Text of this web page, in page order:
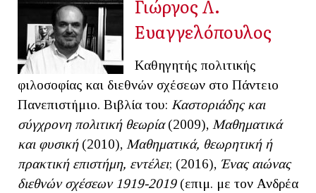
Γιώργος Λ.
Ευαγγελόπουλος
Καθηγητής πολιτικής
φιλοσοφίας και διεθνών σχέσεων στο Πάντειο
Πανεπιστήμιο. Βιβλία του: Καστοριάδης και
σύγχρονη πολιτική θεωρία(2009), Μαθηματικά
και φυσική(2010), Μαθηματικά, θεωρητική ή
πρακτική επιστήμη, εντέλει; (2016), Ένας αιώνας
διεθνών σχέσεων 1919-2019(επιμ. με τον Ανδρέα